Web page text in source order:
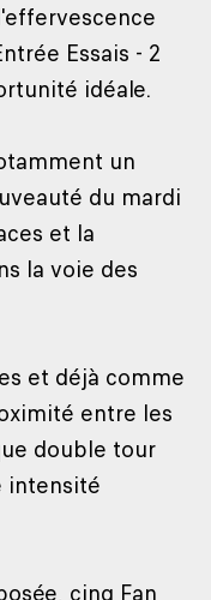
Essais - 2
idéale.
un
du mardi
et la
la voie des
et déjà comme
entre les
double tour
intensité
cinq Fan